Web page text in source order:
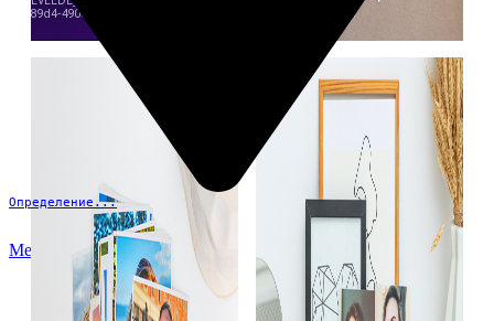
Определение...
Меню